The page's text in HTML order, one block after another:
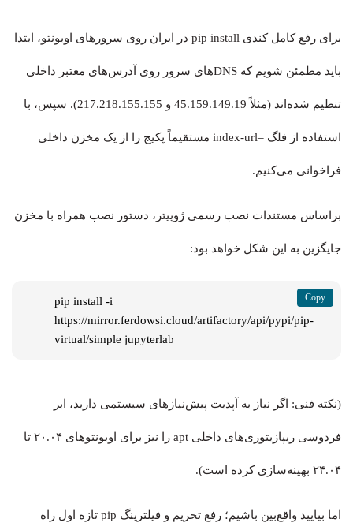
برای رفع کامل کندی pip install در ایران روی سرورهای اوبونتو، ابتدا
باید مطمئن شویم که DNSهای سرور روی آدرس‌های معتبر داخلی
تنظیم شده‌اند (مثلاً 45.159.149.19 و 217.218.155.155). سپس، با
استفاده از فلگ –index-url مستقیماً پکیج را از یک مخزن داخلی
فراخوانی می‌کنیم.
براساس مستندات نصب رسمی ژوپیتر، دستور نصب همراه با مخزن
جایگزین به این شکل خواهد بود:
pip install -i
https://mirror.ferdowsi.cloud/artifactory/api/pypi/pip-
virtual/simple jupyterlab
(نکته فنی: اگر نیاز به آپدیت پیش‌نیازهای سیستمی دارید، ابر
فردوسی ریپازیتوری‌های داخلی apt را نیز برای اوبونتوهای ۲۰.۰۴ تا
۲۴.۰۴ بهینه‌سازی کرده است).
اما بیایید واقع‌بین باشیم؛ رفع تحریم و فیلترینگ pip تازه اول راه